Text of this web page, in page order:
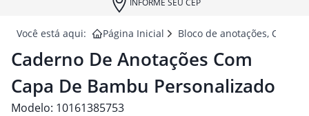
INFORME SEU CEP
Você está aqui: Página Inicial Bloco de anotações,
Caderno De Anotações Com
Capa De Bambu Personalizado
Modelo: 10161385753